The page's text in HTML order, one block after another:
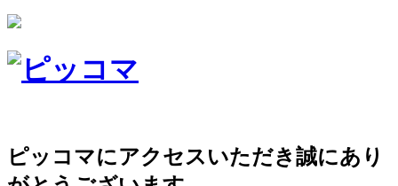
ピッコマにアクセスいただき誠にあり